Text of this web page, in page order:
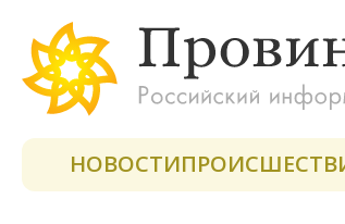
НОВОСТИ